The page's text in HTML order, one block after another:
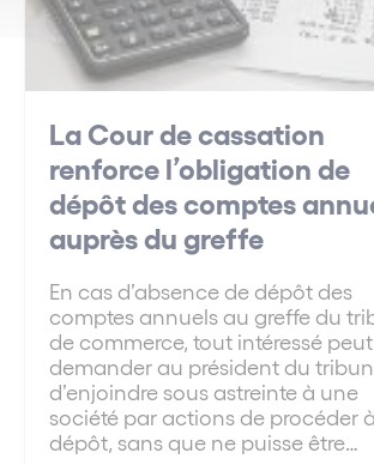
La Cour de cassation
renforce l’obligation de
dépôt des comptes
auprès du greffe
En cas d’absence de dépôt des
comptes annuels au greffe du
de commerce, tout intéressé peut
demander au président du
d’enjoindre sous astreinte à une
société par actions de procéder
dépôt, sans que ne puisse être…